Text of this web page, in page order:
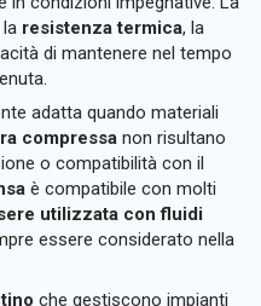
resistenza termica, la
di mantenere nel tempo
adatta quando materiali
compressa non risultano
o compatibilità con il
è compatibile con molti
utilizzata con fluidi
essere considerato nella
che gestiscono impianti